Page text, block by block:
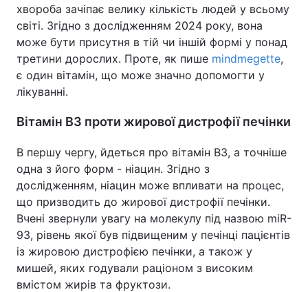
Спорт Наука
Техно і зв'язок
Зброя Інциденти
Екологія Регіони
Лонгріди
Відео з Youtube Статті
Інтерв'ю Думки
хвороба зачіпає велику кількість людей у всьому
світі. Згідно з дослідженням 2024 року, вона
може бути присутня в тій чи іншій формі у понад
третини дорослих. Проте, як пише mindmegette,
є один вітамін, що може значно допомогти у
лікуванні.
Вітамін B3 проти жирової дистрофії печінки
В першу чергу, йдеться про вітамін B3, а точніше
одна з його форм - ніацин. Згідно з
дослідженням, ніацин може впливати на процес,
що призводить до жирової дистрофії печінки.
Вчені звернули увагу на молекулу під назвою miR-
93, рівень якої був підвищеним у печінці пацієнтів
із жировою дистрофією печінки, а також у
мишей, яких годували раціоном з високим
вмістом жирів та фруктози.